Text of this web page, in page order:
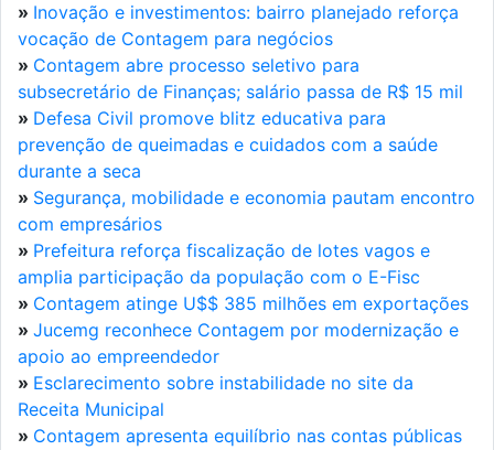
» Inovação e investimentos: bairro planejado reforça
vocação de Contagem para negócios
» Contagem abre processo seletivo para
subsecretário de Finanças; salário passa de R$ 15 mil
» Defesa Civil promove blitz educativa para
prevenção de queimadas e cuidados com a saúde
durante a seca
» Segurança, mobilidade e economia pautam encontro
com empresários
» Prefeitura reforça fiscalização de lotes vagos e
amplia participação da população com o E-Fisc
» Contagem atinge U$$ 385 milhões em exportações
» Jucemg reconhece Contagem por modernização e
apoio ao empreendedor
» Esclarecimento sobre instabilidade no site da
Receita Municipal
» Contagem apresenta equilíbrio nas contas públicas